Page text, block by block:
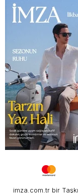
imza.com.tr bir